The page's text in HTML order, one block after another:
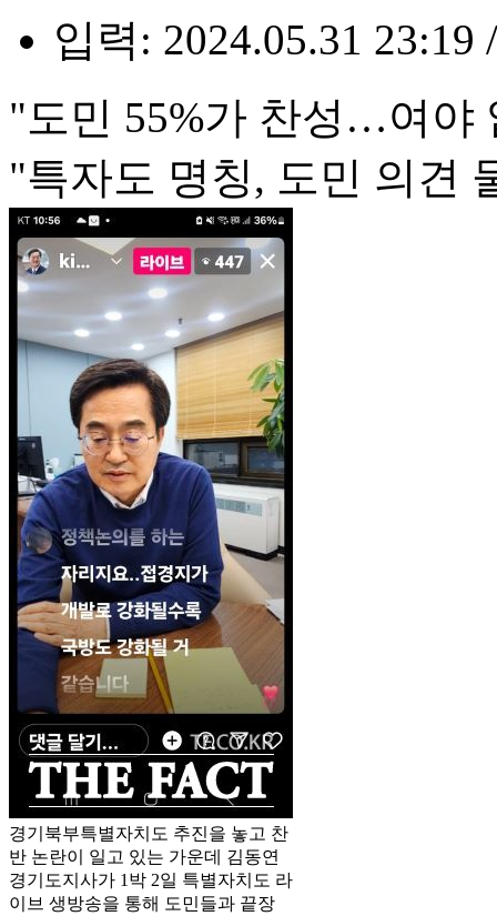
입력: 2024.05.31 23:19
"도민 55%가 찬성…여야
"특자도 명칭, 도민 의견
경기북부특별자치도 추진을 놓고 찬
반 논란이 일고 있는 가운데 김동연
경기도지사가 1박 2일 특별자치도 라
이브 생방송을 통해 도민들과 끝장